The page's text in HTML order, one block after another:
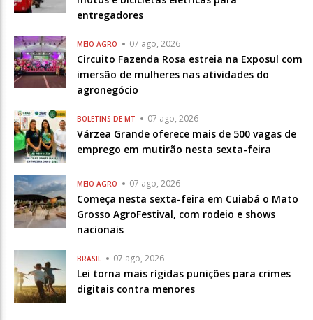
entregadores
MEIO AGRO 07 ago, 2026
Circuito Fazenda Rosa estreia na Exposul com
imersão de mulheres nas atividades do
agronegócio
BOLETINS DE MT 07 ago, 2026
Várzea Grande oferece mais de 500 vagas de
emprego em mutirão nesta sexta-feira
MEIO AGRO 07 ago, 2026
Começa nesta sexta-feira em Cuiabá o Mato
Grosso AgroFestival, com rodeio e shows
nacionais
BRASIL 07 ago, 2026
Lei torna mais rígidas punições para crimes
digitais contra menores